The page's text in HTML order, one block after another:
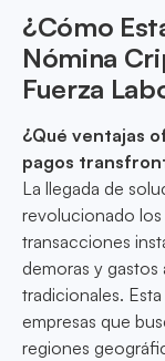
¿Cómo
Nómina
Fuerza
¿Qué ventajas
pagos
La llegada de
revolucionado
transacciones
demoras y gastos
tradicionales.
empresas que
regiones